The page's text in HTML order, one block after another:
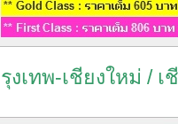
งเทพ-เชียงใหม่ /